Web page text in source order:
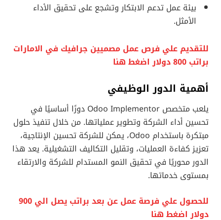
بيئة عمل تدعم الابتكار وتشجع على تحقيق الأداء
الأمثل.
للتقديم علي فرص عمل مصميين جرافيك في الامارات
براتب 800 دولار اضغط هنا
أهمية الدور الوظيفي
يلعب متخصص Odoo Implementor دورًا أساسيًا في
تحسين أداء الشركة وتطوير عملياتها. من خلال تنفيذ حلول
مبتكرة باستخدام Odoo، يمكن للشركة تحسين الإنتاجية،
تعزيز كفاءة العمليات، وتقليل التكاليف التشغيلية. يعد هذا
الدور محوريًا في تحقيق النمو المستدام للشركة والارتقاء
بمستوى خدماتها.
للحصول علي فرصة عمل عن بعد براتب يصل الي 900
دولار اضغط هنا